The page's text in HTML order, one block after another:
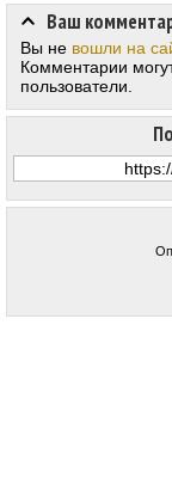
Ваш
Вы не вошли на
Комментарии
пользователи.